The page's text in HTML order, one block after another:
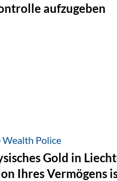
aufzugeben
Wealth Police
Gold in
Ihres Vermögens